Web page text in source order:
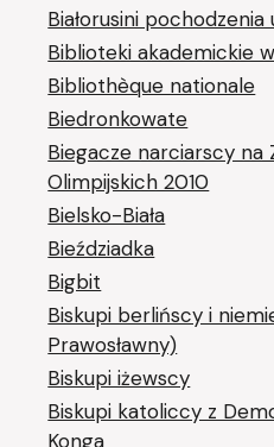
Białorusini
Biblioteki akademickie
Bibliothèque nationale
Biedronkowate
Biegacze narciarscy na
Olimpijskich 2010
Bielsko-Biała
Bieździadka
Bigbit
Biskupi berlińscy i
Prawosławny)
Biskupi iżewscy
Biskupi katoliccy z
Konga